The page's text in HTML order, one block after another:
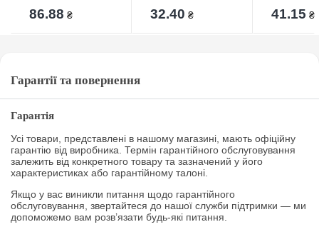
86.88 ₴ 32.40 ₴ 41.15 ₴
Гарантії та повернення
Гарантія
Усі товари, представлені в нашому магазині, мають офіційну
гарантію від виробника. Термін гарантійного обслуговування
залежить від конкретного товару та зазначений у його
характеристиках або гарантійному талоні.
Якщо у вас виникли питання щодо гарантійного
обслуговування, звертайтеся до нашої служби підтримки — ми
допоможемо вам розв’язати будь-які питання.